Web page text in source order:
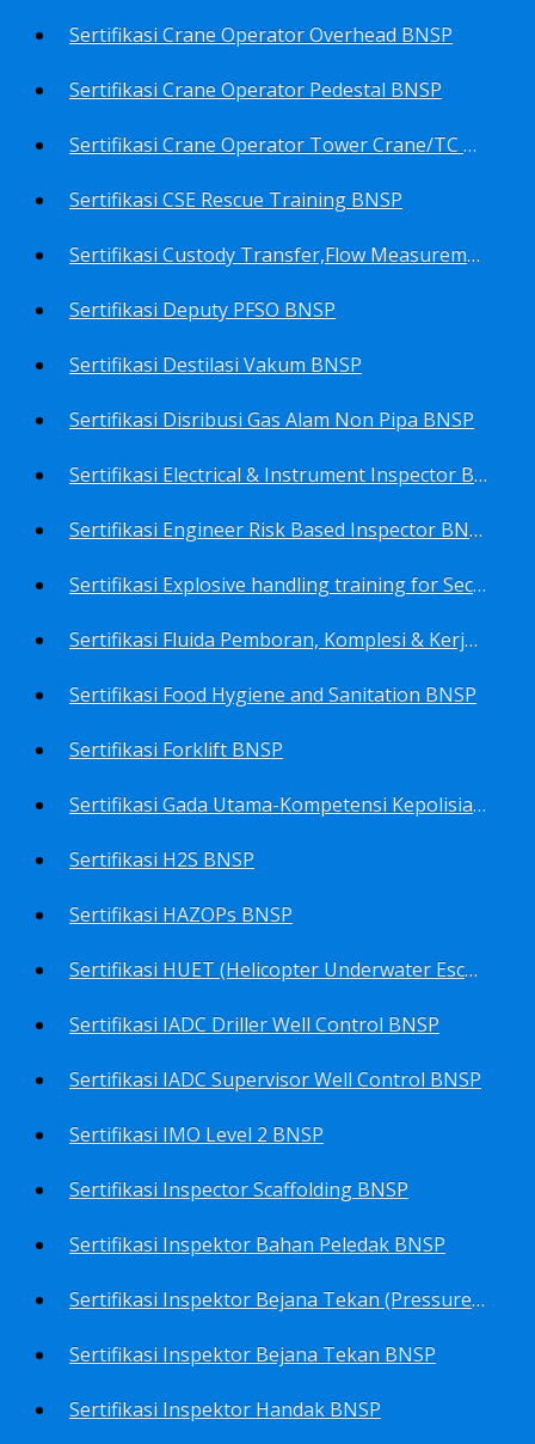
Sertifikasi Crane Operator Overhead BNSP
Sertifikasi Crane Operator Pedestal BNSP
Sertifikasi Crane Operator Tower Crane/TC BNSP
Sertifikasi CSE Rescue Training BNSP
Sertifikasi Custody Transfer,Flow Measurement&Flow Meter (Harga Khusus) BNSP
Sertifikasi Deputy PFSO BNSP
Sertifikasi Destilasi Vakum BNSP
Sertifikasi Disribusi Gas Alam Non Pipa BNSP
Sertifikasi Electrical & Instrument Inspector BNSP
Sertifikasi Engineer Risk Based Inspector BNSP
Sertifikasi Explosive handling training for Security staffs BNSP
Sertifikasi Fluida Pemboran, Komplesi & Kerja Ulang Sumur BNSP
Sertifikasi Food Hygiene and Sanitation BNSP
Sertifikasi Forklift BNSP
Sertifikasi Gada Utama-Kompetensi Kepolisian Terbatas Sektor Industri Migas BNSP
Sertifikasi H2S BNSP
Sertifikasi HAZOPs BNSP
Sertifikasi HUET (Helicopter Underwater Escape Training) BNSP
Sertifikasi IADC Driller Well Control BNSP
Sertifikasi IADC Supervisor Well Control BNSP
Sertifikasi IMO Level 2 BNSP
Sertifikasi Inspector Scaffolding BNSP
Sertifikasi Inspektor Bahan Peledak BNSP
Sertifikasi Inspektor Bejana Tekan (Pressure Vessel Inspector) BNSP
Sertifikasi Inspektor Bejana Tekan BNSP
Sertifikasi Inspektor Handak BNSP